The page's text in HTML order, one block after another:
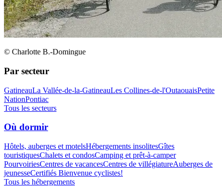
© Charlotte B.-Domingue
Par secteur
GatineauLa Vallée-de-la-GatineauLes Collines-de-l'OutaouaisPetite
NationPontiac
Tous les secteurs
Où dormir
Hôtels, auberges et motelsHébergements insolitesGîtes
touristiquesChalets et condosCamping et prêt-à-camper
PourvoiriesCentres de vacancesCentres de villégiatureAuberges de
jeunesseCertifiés Bienvenue cyclistes!
Tous les hébergements